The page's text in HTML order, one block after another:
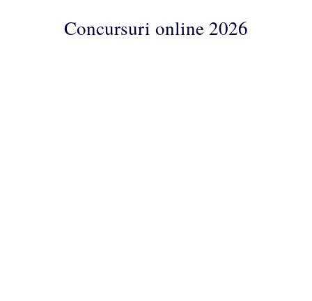
ConcursuriConcursuri online 2026